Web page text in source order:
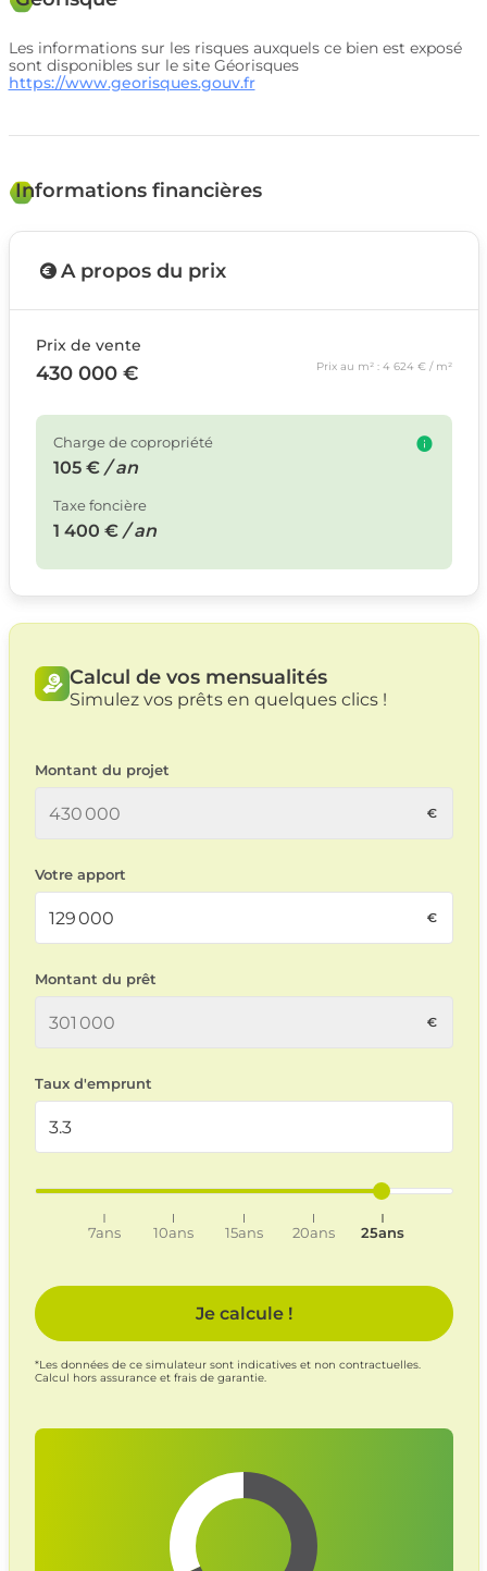
Les informations sur les risques auxquels ce bien est exposé
sont disponibles sur le site Géorisques
https://www.georisques.gouv.fr
Informations financières
A propos du prix
Prix de vente
430 000 € Prix au m² : 4 624 € / m²
Charge de copropriété
105 € / an
Taxe foncière
1 400 € / an
Calcul de vos mensualités
Simulez vos prêts en quelques clics !
Montant du projet
Votre apport
Montant du prêt
Taux d'emprunt
7ans 10ans 15ans 20ans 25ans
Je calcule !
*Les données de ce simulateur sont indicatives et non contractuelles.
Calcul hors assurance et frais de garantie.